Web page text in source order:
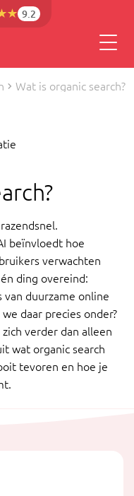
9.2
Wat is organic search?
beïnvloedt hoe
verwachten
ding overeind:
van duurzame online
daar precies onder?
verder dan alleen
wat organic search
tevoren en hoe je